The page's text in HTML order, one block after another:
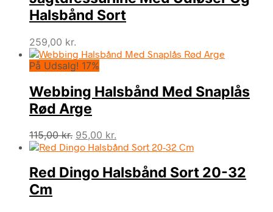
Halsbånd Sort
259,00 kr.
På Udsalg! 17%
Webbing Halsbånd Med Snaplås
Rød Arge
115,00kr. Den
oprindelige
var:
115,00 kr..
95,00 kr.
aktuelle
er:
95,00 kr..
Red Dingo Halsbånd Sort 20-32
Cm